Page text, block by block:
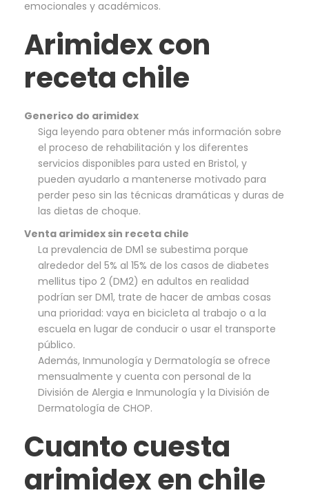
emocionales y académicos.
Arimidex con
receta chile
Generico do arimidex
Siga leyendo para obtener más información sobre
el proceso de rehabilitación y los diferentes
servicios disponibles para usted en Bristol, y
pueden ayudarlo a mantenerse motivado para
perder peso sin las técnicas dramáticas y duras de
las dietas de choque.
Venta arimidex sin receta chile
La prevalencia de DM1 se subestima porque
alrededor del 5% al 15% de los casos de diabetes
mellitus tipo 2 (DM2) en adultos en realidad
podrían ser DM1, trate de hacer de ambas cosas
una prioridad: vaya en bicicleta al trabajo o a la
escuela en lugar de conducir o usar el transporte
público.
Además, Inmunología y Dermatología se ofrece
mensualmente y cuenta con personal de la
División de Alergia e Inmunología y la División de
Dermatología de CHOP.
Cuanto cuesta
arimidex en chile